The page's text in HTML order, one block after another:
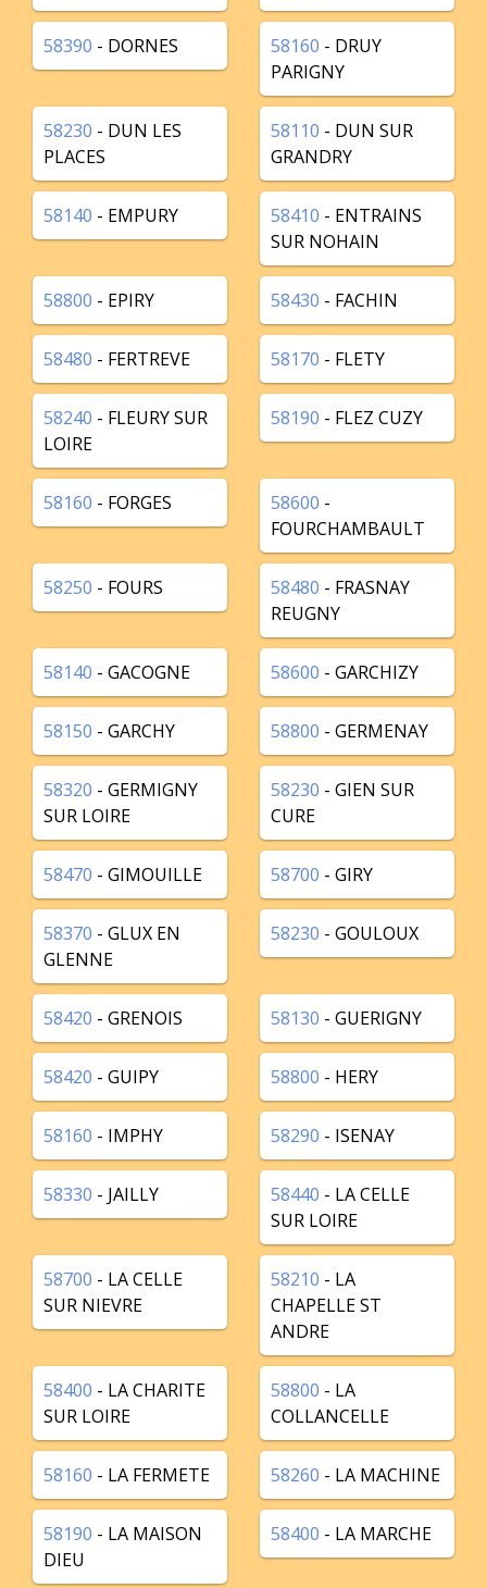
58390 - DORNES 58160 - DRUY
PARIGNY
58230 - DUN LES
PLACES
58110 - DUN SUR
GRANDRY
58140 - EMPURY 58410 - ENTRAINS
SUR NOHAIN
58800 - EPIRY 58430 - FACHIN
58480 - FERTREVE 58170 - FLETY
58240 - FLEURY SUR
LOIRE
58190 - FLEZ CUZY
58160 - FORGES 58600 -
FOURCHAMBAULT
58250 - FOURS 58480 - FRASNAY
REUGNY
58140 - GACOGNE 58600 - GARCHIZY
58150 - GARCHY 58800 - GERMENAY
58320 - GERMIGNY
SUR LOIRE
58230 - GIEN SUR
CURE
58470 - GIMOUILLE 58700 - GIRY
58370 - GLUX EN
GLENNE
58230 - GOULOUX
58420 - GRENOIS 58130 - GUERIGNY
58420 - GUIPY 58800 - HERY
58160 - IMPHY 58290 - ISENAY
58330 - JAILLY 58440 - LA CELLE
SUR LOIRE
58700 - LA CELLE
SUR NIEVRE
58210 - LA
CHAPELLE ST
ANDRE
58400 - LA CHARITE
SUR LOIRE
58800 - LA
COLLANCELLE
58160 - LA FERMETE 58260 - LA MACHINE
58190 - LA MAISON
DIEU
58400 - LA MARCHE